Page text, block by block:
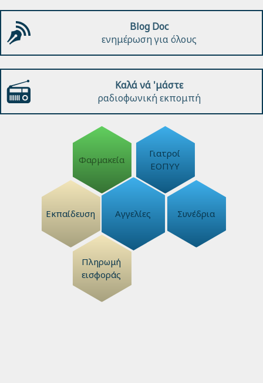
Blog Doc
ενημέρωση για όλους
Καλά νά 'μάστε
ραδιοφωνική εκπομπή
Φαρμακεία
Γιατροί
ΕΟΠΥΥ
Εκπαίδευση Αγγελίες Συνέδρια
Πληρωμή
εισφοράς